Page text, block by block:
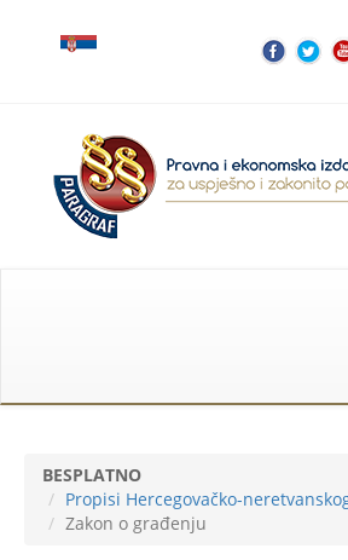
BESPLATNO
Propisi Hercegovačko-
Zakon o građenju